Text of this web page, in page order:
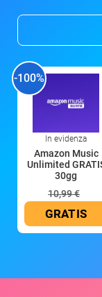
-100%
In evidenza
Amazon Music
Unlimited
30gg
10,99 €
GRATIS